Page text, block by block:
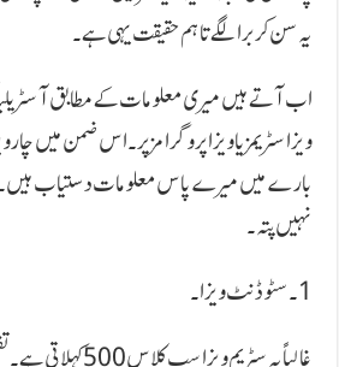
یہ سن کر برا لگے تاہم حقیقت یہی ہے۔
اب آتے ہیں میری معلومات کے مطابق
ویزا سٹریمز یا ویزا پروگرامز پر۔ اس ضمن میں
بارے میں میرے پاس معلومات دستیاب ہیں۔
نہیں پتہ۔
1۔ سٹوڈنٹ ویزا۔
غالباً یہ سٹریم ویزا